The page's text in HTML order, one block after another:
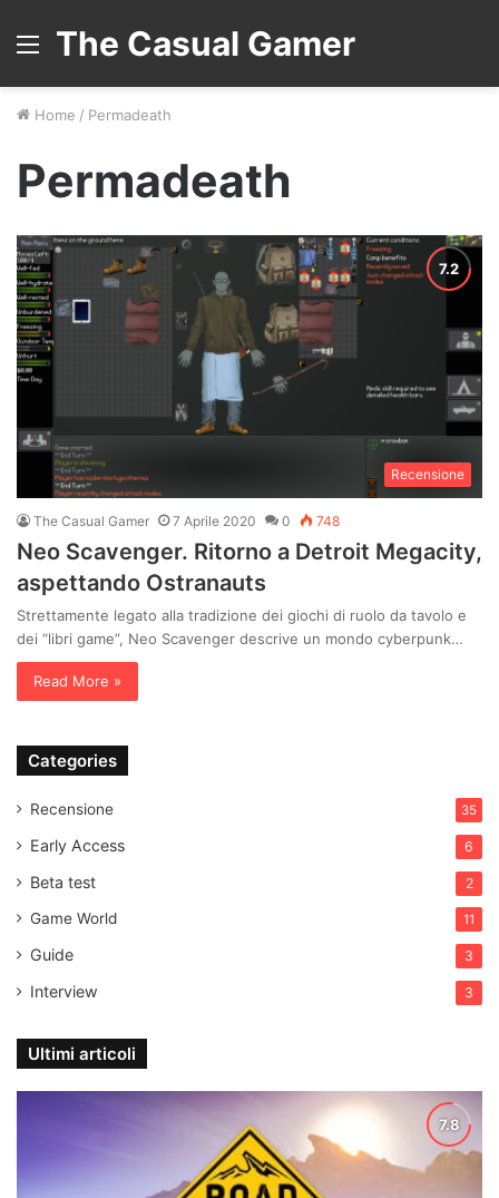
The Casual Gamer
Home / Permadeath
Permadeath
Recensione
The Casual Gamer 7 Aprile 2020 0 748
Neo Scavenger. Ritorno a Detroit Megacity,
aspettando Ostranauts
Strettamente legato alla tradizione dei giochi di ruolo da tavolo e
dei “libri game”, Neo Scavenger descrive un mondo cyberpunk…
Read More »
Categories
Recensione 35
Early Access 6
Beta test 2
Game World 11
Guide 3
Interview 3
Ultimi articoli